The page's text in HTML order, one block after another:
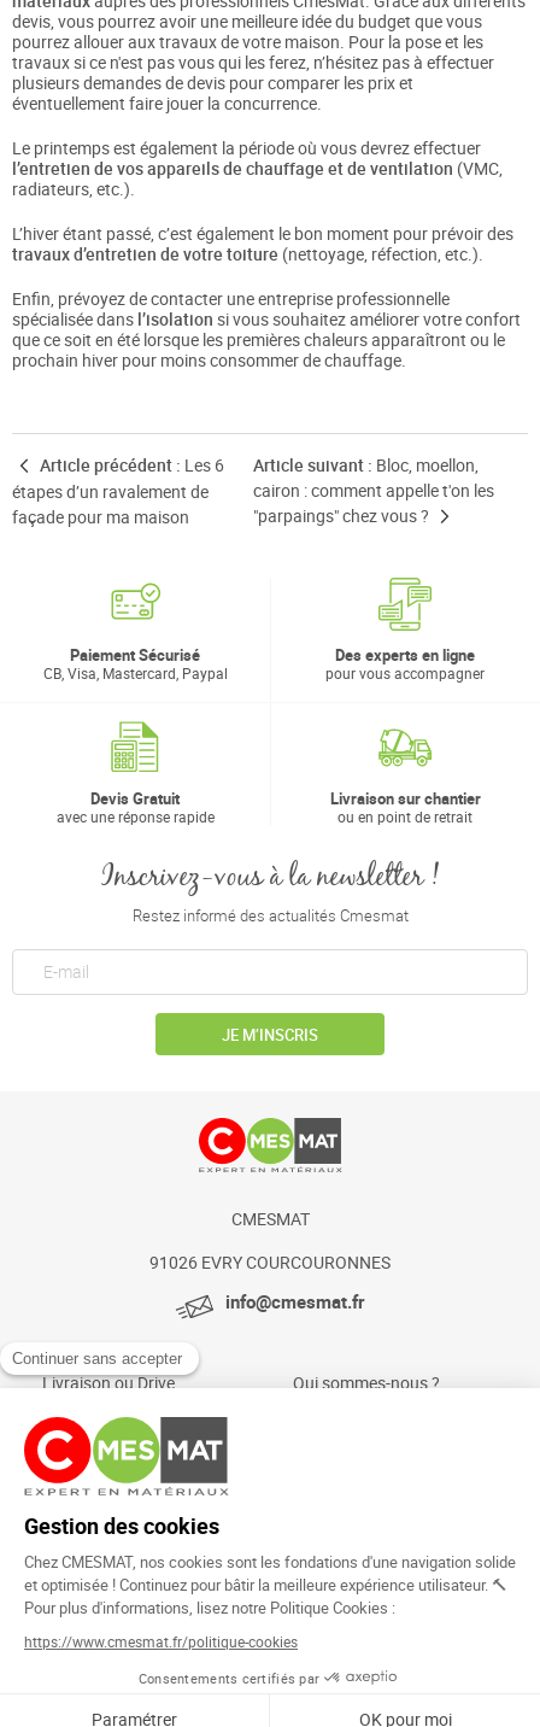
devis, vous pourrez avoir une meilleure idée du budget que vous
pourrez allouer aux travaux de votre maison. Pour la pose et les
travaux si ce n'est pas vous qui les ferez, n’hésitez pas à effectuer
plusieurs demandes de devis pour comparer les prix et
éventuellement faire jouer la concurrence.
Le printemps est également la période où vous devrez effectuer
l’entretien de vos appareils de chauffage et de ventilation (VMC,
radiateurs, etc.).
L’hiver étant passé, c’est également le bon moment pour prévoir des
travaux d’entretien de votre toiture (nettoyage, réfection, etc.).
Enfin, prévoyez de contacter une entreprise professionnelle
spécialisée dans l’isolation si vous souhaitez améliorer votre confort
que ce soit en été lorsque les premières chaleurs apparaîtront ou le
prochain hiver pour moins consommer de chauffage.
Article précédent : Les 6
étapes d’un ravalement de
façade pour ma maison
Article suivant : Bloc, moellon,
cairon : comment appelle t'on les
"parpaings" chez vous ?
Paiement Sécurisé
CB, Visa, Mastercard, Paypal
Des experts en ligne
pour vous accompagner
Devis Gratuit
avec une réponse rapide
Livraison sur chantier
ou en point de retrait
Inscrivez-vous à la newsletter !
Restez informé des actualités Cmesmat
JE M’INSCRIS
CMESMAT
91026 EVRY COURCOURONNES
info@cmesmat.fr
Livraison ou Drive
Paiement sécurisé
Foire aux questions
Qui sommes-nous ?
Rejoignez la
communauté !
Copyright © 2024.